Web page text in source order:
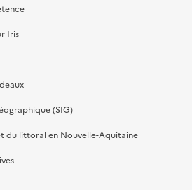
Iris
(SIG)
du littoral en Nouvelle-Aquitaine